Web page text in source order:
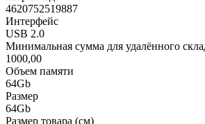
4620752519887
Интерфейс
USB 2.0
Минимальная сумма для удалённого
1000,00
Объем памяти
64Gb
Размер
64Gb
Размер товара (см)